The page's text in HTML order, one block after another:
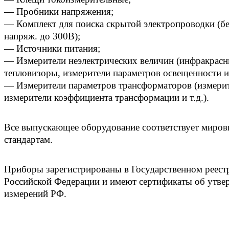
— Пробники напряжения;
— Комплект для поиска скрытой электропроводки
напряж. до 300В);
— Источники питания;
— Измерители неэлектрических величин
тепловизоры, измерители параметров освещенности
— Измерители параметров трансформаторов
измерители коэффициента трансформации и т.д.).
Все выпускающее оборудование соответствует
стандартам.
Приборы зарегистрированы в Государственном
Российской Федерации и имеют сертификаты об
измерений РФ.